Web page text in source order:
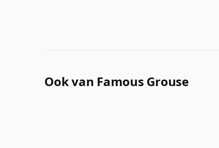
Ook van Famous Grouse